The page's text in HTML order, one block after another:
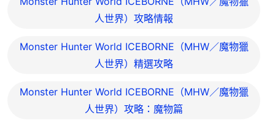
人世界）攻略情報
Monster Hunter World ICEBORNE（MHW／魔物獵
人世界）精選攻略
Monster Hunter World ICEBORNE（MHW／魔物獵
人世界）攻略：魔物篇